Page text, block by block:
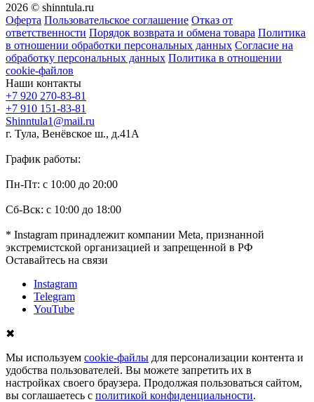
2026 © shinntula.ru
Оферта Пользовательское соглашение Отказ от
ответственности Порядок возврата и обмена товара Политика
в отношении обработки персональных данных Согласие на
обработку персональных данных Политика в отношении
cookie-файлов
Наши контакты
+7 920 270-83-81
+7 910 151-83-81
Shinntula1@mail.ru
г. Тула, Венёвское ш., д.41А
График работы:
Пн-Пт: с 10:00 до 20:00
Сб-Вск: с 10:00 до 18:00
* Instagram принадлежит компании Meta, признанной
экстремистской организацией и запрещенной в РФ
Оставайтесь на связи
Instagram
Telegram
YouTube
✖
Мы используем cookie-файлы для персонализации контента и
удобства пользователей. Вы можете запретить их в
настройках своего браузера. Продолжая пользоваться сайтом,
вы соглашаетесь с политикой конфиденциальности.